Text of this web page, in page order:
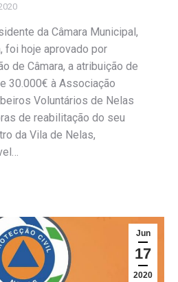
da Câmara Municipal,
foi hoje aprovado por
de Câmara, a atribuição de
30.000€ à Associação
Voluntários de Nelas
de reabilitação do seu
da Vila de Nelas,
Jun
17
2020